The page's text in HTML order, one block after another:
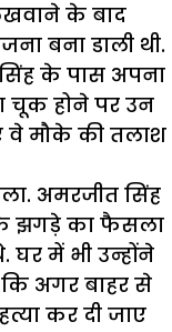
के बाद
बना डाली थी.
के पास अपना
चूक होने पर उन
वे मौके की तलाश
अमरजीत सिंह
झगड़े का फैसला
में भी उन्होंने
कि अगर बाहर से
कर दी जाए